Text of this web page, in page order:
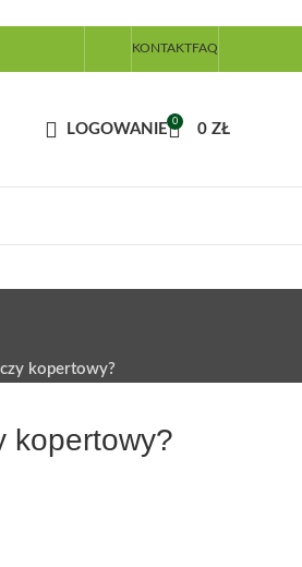
KONTAKTFAQ
LOGOWANIE 0 0 ZŁ
kopertowy?
kopertowy?